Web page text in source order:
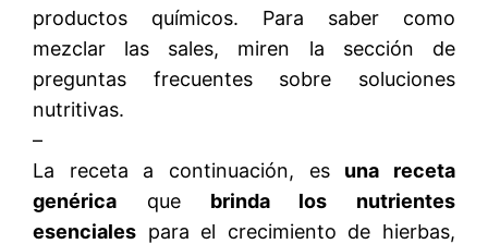
productos químicos. Para saber como
mezclar las sales, miren la sección de
preguntas frecuentes sobre soluciones
nutritivas.
–
La receta a continuación, es una receta
genérica que brinda los nutrientes
esenciales para el crecimiento de hierbas,